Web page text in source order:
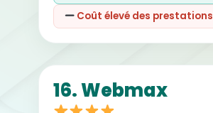
Coût élevé des prestations
16. Webmax